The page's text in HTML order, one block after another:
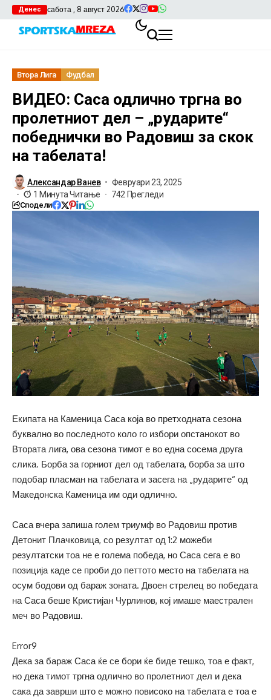
Денес сабота , 8 август 2026
Втора Лига Фудбал
ВИДЕО: Саса одлично тргна во
пролетниот дел – „рударите“
победнички во Радовиш за скок
на табелата!
Александар Ванев
Февруари 23, 2025
1 Минута Читање
742 Прегледи
Сподели
Екипата на Каменица Саса која во претходната сезона
буквално во последното коло го избори опстанокот во
Втората лига, ова сезона тимот е во една сосема друга
слика. Борба за горниот дел од табелата, борба за што
подобар пласман на табелата и засега на „рударите“ од
Македонска Каменица им оди одлично.
Саса вчера запиша голем триумф во Радовиш против
Детонит Плачковица, со резултат од 1:2 можеби
резултатски тоа не е голема победа, но Саса сега е во
позиција каде се проби до петтото место на табелата на
осум бодови од бараж зоната. Двоен стрелец во победата
на Саса беше Кристијан Чурлинов, кој имаше маестрален
меч во Радовиш.
Error9
Дека за бараж Саса ќе се бори ќе биде тешко, тоа е факт,
но дека тимот тргна одлично во пролетниот дел и дека
сака да заврши што е можно повисоко на табелата е тоа е